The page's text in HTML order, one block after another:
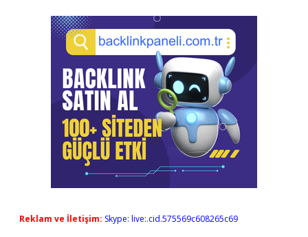
Reklam ve İletişim: Skype: live:.cid.575569c608265c69